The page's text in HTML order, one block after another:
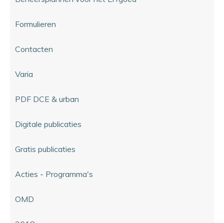
Formulieren
Contacten
Varia
PDF DCE & urban
Digitale publicaties
Gratis publicaties
Acties - Programma's
OMD